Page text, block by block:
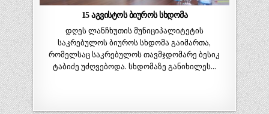
15 აგვისტოს ბიუროს სხდომა
დღეს ლანჩხუთის მუნიციპალიტეტის
საკრებულოს ბიუროს სხდომა გაიმართა,
რომელსაც საკრებულოს თავმჯდომარე ბესიკ
ტაბიძე უძღვებოდა. სხდომაზე განიხილეს…